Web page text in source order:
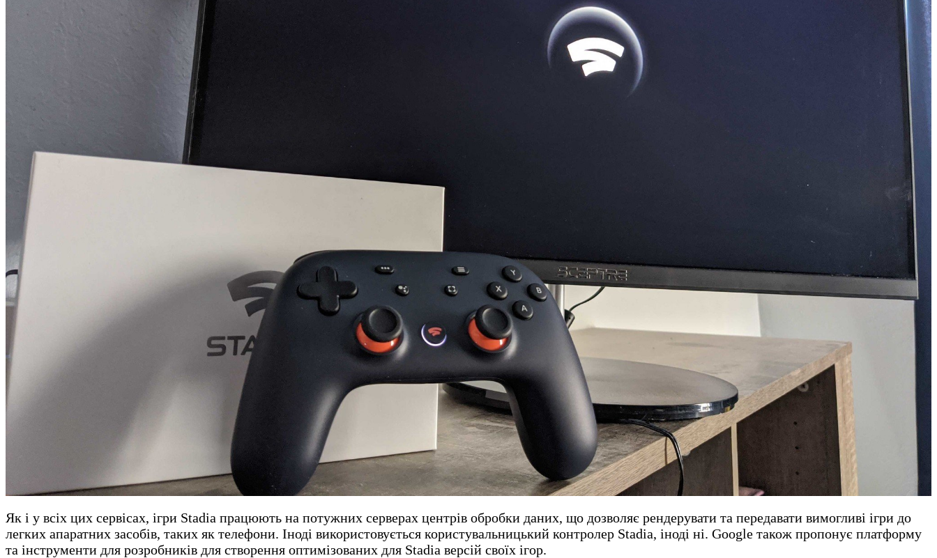
Як і у всіх цих сервісах, ігри Stadia працюють на потужних серверах центрів обробки даних, що дозволяє рендерувати та передавати вимогливі ігри до
легких апаратних засобів, таких як телефони. Іноді використовується користувальницький контролер Stadia, іноді ні. Google також пропонує платформу
та інструменти для розробників для створення оптимізованих для Stadia версій своїх ігор.